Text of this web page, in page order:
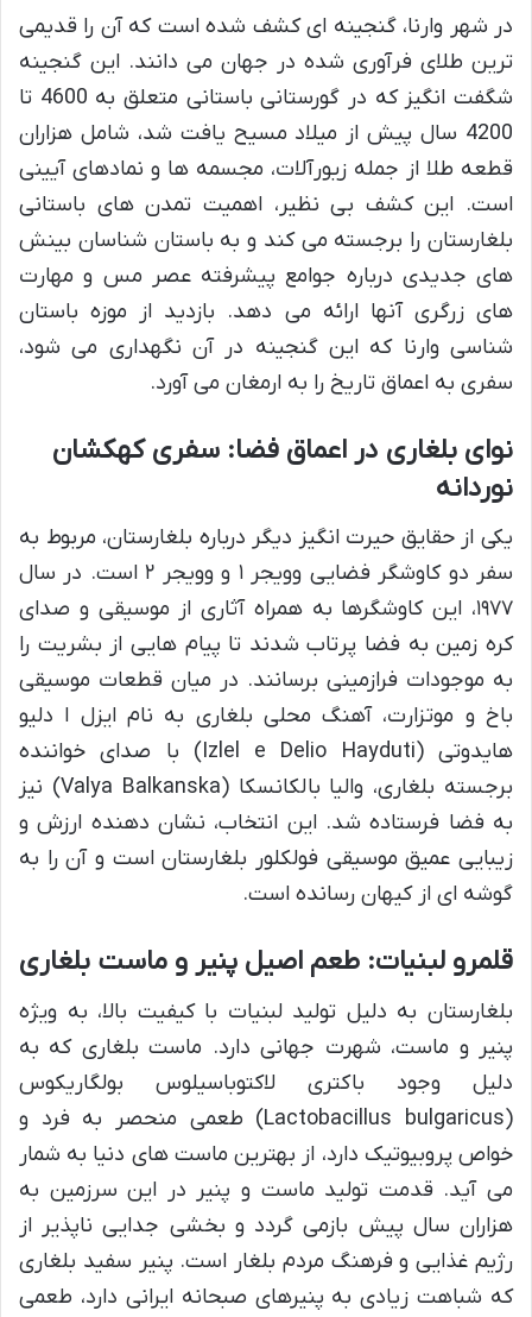
در شهر وارنا، گنجینه ای کشف شده است که آن را قدیمی
ترین طلای فرآوری شده در جهان می دانند. این گنجینه
شگفت انگیز که در گورستانی باستانی متعلق به 4600 تا
4200 سال پیش از میلاد مسیح یافت شد، شامل هزاران
قطعه طلا از جمله زیورآلات، مجسمه ها و نمادهای آیینی
است. این کشف بی نظیر، اهمیت تمدن های باستانی
بلغارستان را برجسته می کند و به باستان شناسان بینش
های جدیدی درباره جوامع پیشرفته عصر مس و مهارت
های زرگری آنها ارائه می دهد. بازدید از موزه باستان
شناسی وارنا که این گنجینه در آن نگهداری می شود،
سفری به اعماق تاریخ را به ارمغان می آورد.
نوای بلغاری در اعماق فضا: سفری کهکشان
نوردانه
یکی از حقایق حیرت انگیز دیگر درباره بلغارستان، مربوط به
سفر دو کاوشگر فضایی وویجر ۱ و وویجر ۲ است. در سال
۱۹۷۷، این کاوشگرها به همراه آثاری از موسیقی و صدای
کره زمین به فضا پرتاب شدند تا پیام هایی از بشریت را
به موجودات فرازمینی برسانند. در میان قطعات موسیقی
باخ و موتزارت، آهنگ محلی بلغاری به نام ایزل ا دلیو
هایدوتی (Izlel e Delio Hayduti) با صدای خواننده
برجسته بلغاری، والیا بالکانسکا (Valya Balkanska) نیز
به فضا فرستاده شد. این انتخاب، نشان دهنده ارزش و
زیبایی عمیق موسیقی فولکلور بلغارستان است و آن را به
گوشه ای از کیهان رسانده است.
قلمرو لبنیات: طعم اصیل پنیر و ماست بلغاری
بلغارستان به دلیل تولید لبنیات با کیفیت بالا، به ویژه
پنیر و ماست، شهرت جهانی دارد. ماست بلغاری که به
دلیل وجود باکتری لاکتوباسیلوس بولگاریکوس
(Lactobacillus bulgaricus) طعمی منحصر به فرد و
خواص پروبیوتیک دارد، از بهترین ماست های دنیا به شمار
می آید. قدمت تولید ماست و پنیر در این سرزمین به
هزاران سال پیش بازمی گردد و بخشی جدایی ناپذیر از
رژیم غذایی و فرهنگ مردم بلغار است. پنیر سفید بلغاری
که شباهت زیادی به پنیرهای صبحانه ایرانی دارد، طعمی